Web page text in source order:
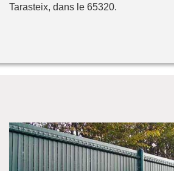
Tarasteix, dans le 65320.